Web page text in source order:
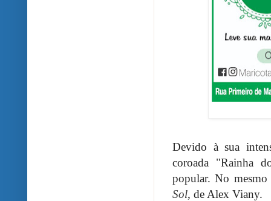
Devido à sua
coroada "Rainha
popular. No
Sol, de Alex Viany.